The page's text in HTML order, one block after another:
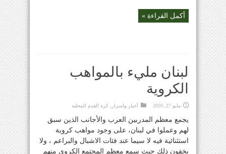
أكمل القراءة »
لبنان مليء بالمواهب
الكروية
مايو 27, 2020 أخبار واسرار كرة القدم المحلية
يجمع معظم المدربين العرب والأجانب الذين سبق
لهم وعملوا في لبنان، على وجود مواهب كروية
استثنائية فيه لا سيما عند فئات الاشبال والبراعم ، ولا
يخفون ذلك حيث سمع معظم المجتمع الكروي منهم